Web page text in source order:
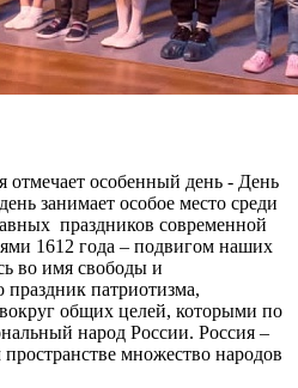
отмечает особенный день - День
занимает особое место среди
праздников современной
1612 года – подвигом наших
во имя свободы и
патриотизма,
общих целей, которыми по
народ России. Россия –
множество народов